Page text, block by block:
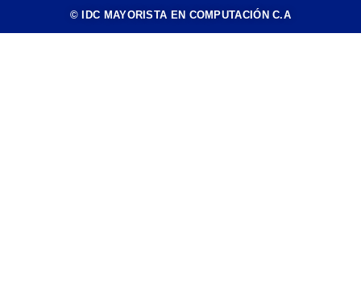
© IDC MAYORISTA EN COMPUTACIÓN C.A